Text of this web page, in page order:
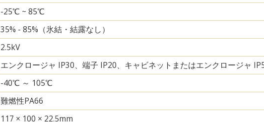
-25℃ ~ 85℃
35% - 85%（氷結・結露なし）
2.5kV
エンクロージャ IP30、端子 IP20、キャビネットまたはエンクロージャ
-40℃ ～ 105℃
難燃性PA66
117 × 100 × 22.5mm